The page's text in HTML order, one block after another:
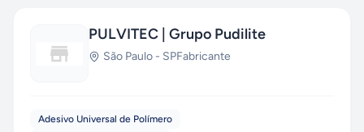
PULVITEC | Grupo Pudilite
São Paulo - SPFabricante
Adesivo Universal de Polímero